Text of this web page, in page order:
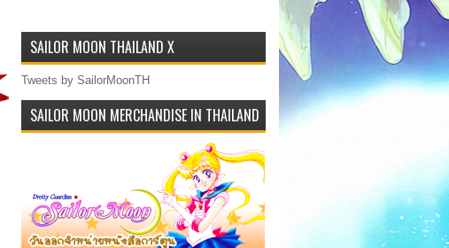
SAILOR MOON THAILAND X
Tweets by SailorMoonTH
SAILOR MOON MERCHANDISE IN THAILAND